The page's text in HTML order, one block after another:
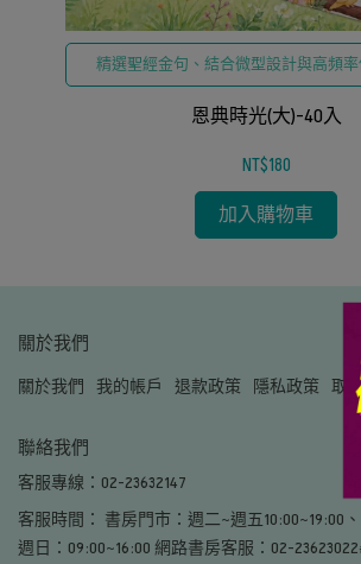
精選聖經金句、結合微型設計與高頻
恩典時光(大)-40入
NT$180
加入購物車
關於我們
關於我們 我的帳戶 退款政策 隱私政策 取
聯絡我們
客服專線：02-23632147
客服時間： 書房門市：週二~週五10:00~19:00、
週日：09:00~16:00 網路書房客服：02-